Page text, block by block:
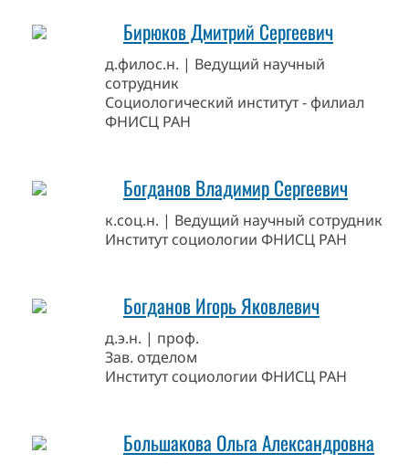
Бирюков Дмитрий Сергеевич
д.филос.н. | Ведущий научный
сотрудник
Социологический институт - филиал
ФНИСЦ РАН
Богданов Владимир Сергеевич
к.соц.н. | Ведущий научный сотрудник
Институт социологии ФНИСЦ РАН
Богданов Игорь Яковлевич
д.э.н. | проф.
Зав. отделом
Институт социологии ФНИСЦ РАН
Большакова Ольга Александровна